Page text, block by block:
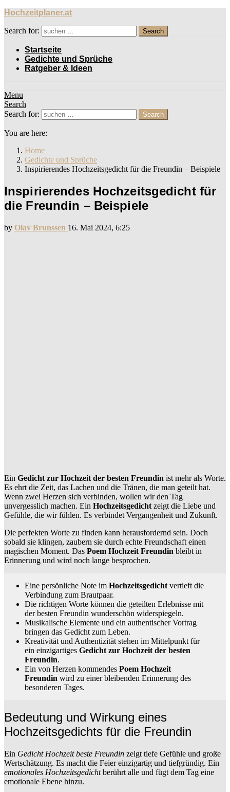
Hochzeitplaner.at
Search for: Search
Startseite
Gedichte und Sprüche
Ratgeber & Ideen
Menu
Search
Search for:
Search
You are here:
Home
Gedichte und Sprüche
Inspirierendes Hochzeitsgedicht für die Freundin – Beispiele
Inspirierendes Hochzeitsgedicht für
die Freundin – Beispiele
by Olav Brunssen 16. Mai 2024, 6:25
Ein Gedicht zur Hochzeit der besten Freundin ist mehr als Worte.
Es ehrt die Zeit, das Lachen und die Tränen, die man geteilt hat.
Wenn zwei Herzen sich verbinden, wollen wir den Tag
unvergesslich machen. Ein Hochzeitsgedicht zeigt die Liebe und
Gefühle, die wir fühlen. Es verbindet Vergangenheit und Zukunft.
Die perfekten Worte zu finden kann herausfordernd sein. Doch
sobald sie klingen, zaubern sie durch echte Freundschaft einen
magischen Moment. Das Poem Hochzeit Freundin bleibt in
Erinnerung und wird noch lange besprochen.
Eine persönliche Note im Hochzeitsgedicht vertieft die
Verbindung zum Brautpaar.
Die richtigen Worte können die geteilten Erlebnisse mit
der besten Freundin wunderschön widerspiegeln.
Musikalische Elemente und ein authentischer Vortrag
bringen das Gedicht zum Leben.
Kreativität und Authentizität stehen im Mittelpunkt für
ein einzigartiges Gedicht zur Hochzeit der besten
Freundin.
Ein von Herzen kommendes Poem Hochzeit
Freundin wird zu einer bleibenden Erinnerung des
besonderen Tages.
Bedeutung und Wirkung eines
Hochzeitsgedichts für die Freundin
Ein Gedicht Hochzeit beste Freundin zeigt tiefe Gefühle und große
Wertschätzung. Es macht die Feier einzigartig und tiefgründig. Ein
emotionales Hochzeitsgedichtberührt alle und fügt dem Tag eine
emotionale Ebene hinzu.